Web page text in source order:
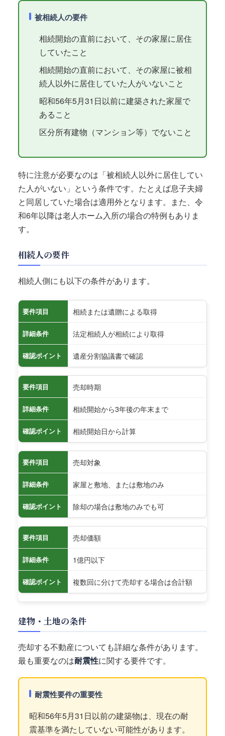
被相続人の要件
相続開始の直前において、その家屋に居住
していたこと
相続開始の直前において、その家屋に被相
続人以外に居住していた人がいないこと
昭和56年5月31日以前に建築された家屋で
あること
区分所有建物（マンション等）でないこと
特に注意が必要なのは「被相続人以外に居住してい
た人がいない」という条件です。たとえば息子夫婦
と同居していた場合は適用外となります。また、令
和6年以降は老人ホーム入所の場合の特例もありま
す。
相続人の要件
相続人側にも以下の条件があります。
要件項目 相続または遺贈による取得
詳細条件 法定相続人が相続により取得
確認ポイント 遺産分割協議書で確認
要件項目 売却時期
詳細条件 相続開始から3年後の年末まで
確認ポイント 相続開始日から計算
要件項目 売却対象
詳細条件 家屋と敷地、または敷地のみ
確認ポイント 除却の場合は敷地のみでも可
要件項目 売却価額
詳細条件 1億円以下
確認ポイント 複数回に分けて売却する場合は合計額
建物・土地の条件
売却する不動産についても詳細な条件があります。
最も重要なのは耐震性に関する要件です。
耐震性要件の重要性
昭和56年5月31日以前の建築物は、現在の耐
震基準を満たしていない可能性があります。